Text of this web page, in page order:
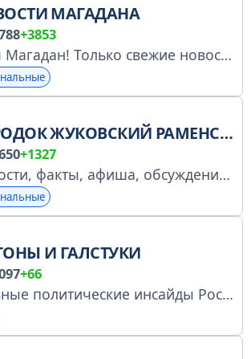
МАГАДАНА
+3853
Наш Магадан! Только свежие новости! Реклама в канале @Piar200
ЖУКОВСКИЙ РАМЕНСКОЕ
+1327
Новости, факты, афиша, обсуждения Сотрудничество @mollakova Читайте Городок в соц.сетях: MAX https://max.ru/ugorodok Вконтакте https://vk.com/ugorodok Одноклассники https://ok.ru/ugorodok Ресурс включён в перечень РКН https://gosuslugi.ru/
И ГАЛСТУКИ
+66
Главные политические инсайды России и Урала.